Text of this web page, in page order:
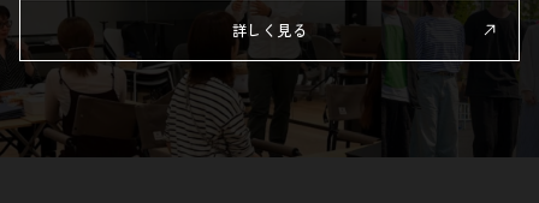
詳しく見る